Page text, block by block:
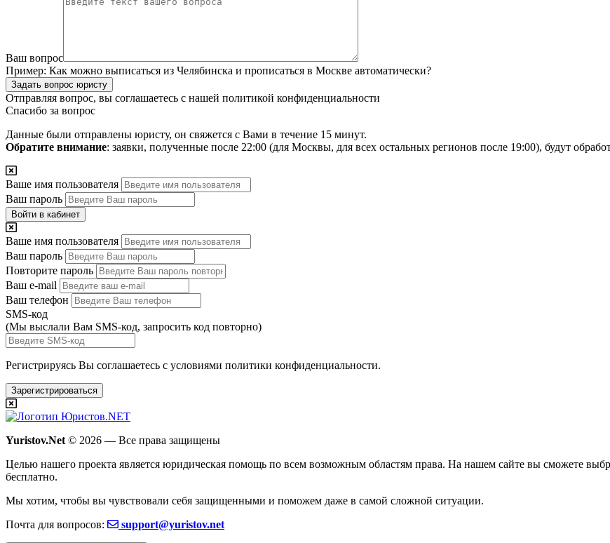
Ваш вопрос
Пример: Как можно выписаться из Челябинска и прописаться в Москве автоматически?
Задать вопрос юристу
Отправляя вопрос, вы соглашаетесь с нашей политикой конфиденциальности
Спасибо за вопрос
Данные были отправлены юристу, он свяжется с Вами в течение 15 минут.
Обратите внимание: заявки, полученные после 22:00 (для Москвы, для всех остальных регионов после 19:00), будут
Ваше имя пользователя
Ваш пароль
Войти в кабинет
Ваше имя пользователя
Ваш пароль
Повторите пароль
Ваш e-mail
Ваш телефон
SMS-код
(Мы выслали Вам SMS-код, запросить код повторно)
Регистрируясь Вы соглашаетесь с условиями политики конфиденциальности.
Зарегистрироваться
Yuristov.Net © 2026 — Все права защищены
Целью нашего проекта является юридическая помощь по всем возможным областям права. На нашем сайте вы сможете
бесплатно.
Мы хотим, чтобы вы чувствовали себя защищенными и поможем даже в самой сложной ситуации.
Почта для вопросов:
support@yuristov.net